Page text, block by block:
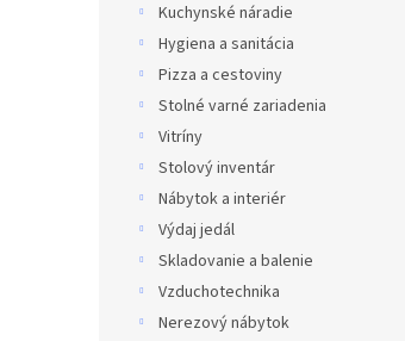
Kuchynské náradie
Hygiena a sanitácia
Pizza a cestoviny
Stolné varné zariadenia
Vitríny
Stolový inventár
Nábytok a interiér
Výdaj jedál
Skladovanie a balenie
Vzduchotechnika
Nerezový nábytok